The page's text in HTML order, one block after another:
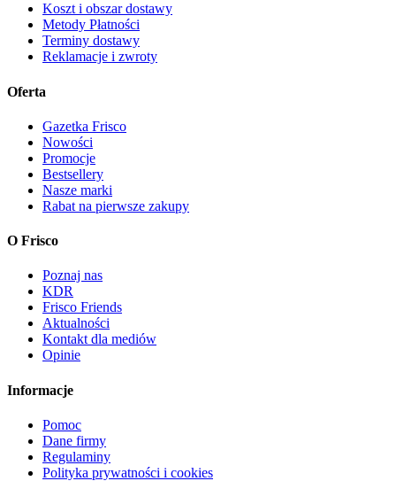
Koszt i obszar dostawy
Metody Płatności
Terminy dostawy
Reklamacje i zwroty
Oferta
Gazetka Frisco
Nowości
Promocje
Bestsellery
Nasze marki
Rabat na pierwsze zakupy
O Frisco
Poznaj nas
KDR
Frisco Friends
Aktualności
Kontakt dla mediów
Opinie
Informacje
Pomoc
Dane firmy
Regulaminy
Polityka prywatności i cookies